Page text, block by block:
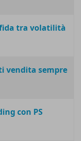
tra volatilità
vendita sempre
con PS